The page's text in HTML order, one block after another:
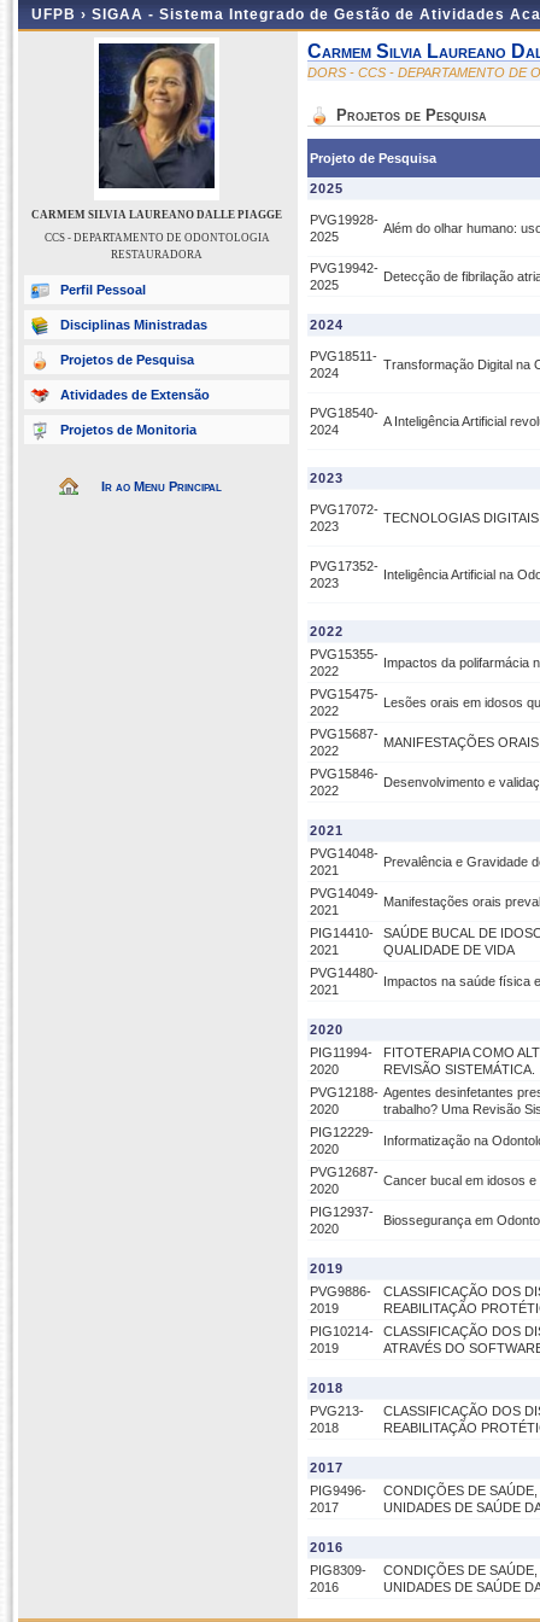
UFPB › SIGAA - Sistema Integrado de Gestão de Atividades
CARMEM SILVIA LAUREANO DALLE PIAGGE
CCS - DEPARTAMENTO DE ODONTOLOGIA
RESTAURADORA
Perfil Pessoal
Disciplinas Ministradas
Projetos de Pesquisa
Atividades de Extensão
Projetos de Monitoria
Ir ao Menu Principal
Carmem Silvia Laureano
DORS - CCS - DEPARTAMENTO DE
Projetos de Pesquisa
Projeto de Pesquisa
2025
PVG19928-
2025
Além do olhar humano:
PVG19942-
2025
Detecção de fibrilação
2024
PVG18511-
2024
Transformação Digital na
PVG18540-
2024
A Inteligência Artificial
2023
PVG17072-
2023
TECNOLOGIAS
PVG17352-
2023
Inteligência Artificial na
2022
PVG15355-
2022
Impactos da polifarmácia
PVG15475-
2022
Lesões orais em idosos
PVG15687-
2022
MANIFESTAÇÕES
PVG15846-
2022
Desenvolvimento e
2021
PVG14048-
2021
Prevalência e Gravidade
PVG14049-
2021
Manifestações orais
PIG14410-
2021
SAÚDE BUCAL DE
QUALIDADE DE VIDA
PVG14480-
2021
Impactos na saúde física
2020
PIG11994-
2020
FITOTERAPIA COMO
REVISÃO SISTEMÁTICA.
PVG12188-
2020
Agentes desinfetantes
trabalho? Uma Revisão
PIG12229-
2020
Informatização na
PVG12687-
2020
Cancer bucal em idosos
PIG12937-
2020
Biossegurança em
2019
PVG9886-
2019
CLASSIFICAÇÃO DOS
REABILITAÇÃO
PIG10214-
2019
CLASSIFICAÇÃO DOS
ATRAVÉS DO
2018
PVG213-
2018
CLASSIFICAÇÃO DOS
REABILITAÇÃO
2017
PIG9496-
2017
CONDIÇÕES DE
UNIDADES DE SAÚDE
2016
PIG8309-
2016
CONDIÇÕES DE
UNIDADES DE SAÚDE